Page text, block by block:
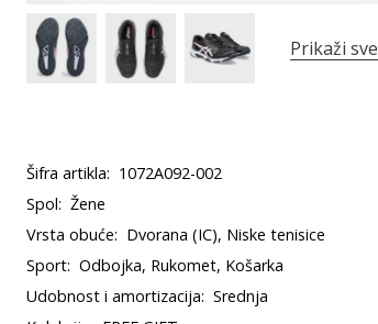
Prikaži sve
Šifra artikla: 1072A092-002
Spol: Žene
Vrsta obuće: Dvorana (IC), Niske tenisice
Sport: Odbojka, Rukomet, Košarka
Udobnost i amortizacija: Srednja